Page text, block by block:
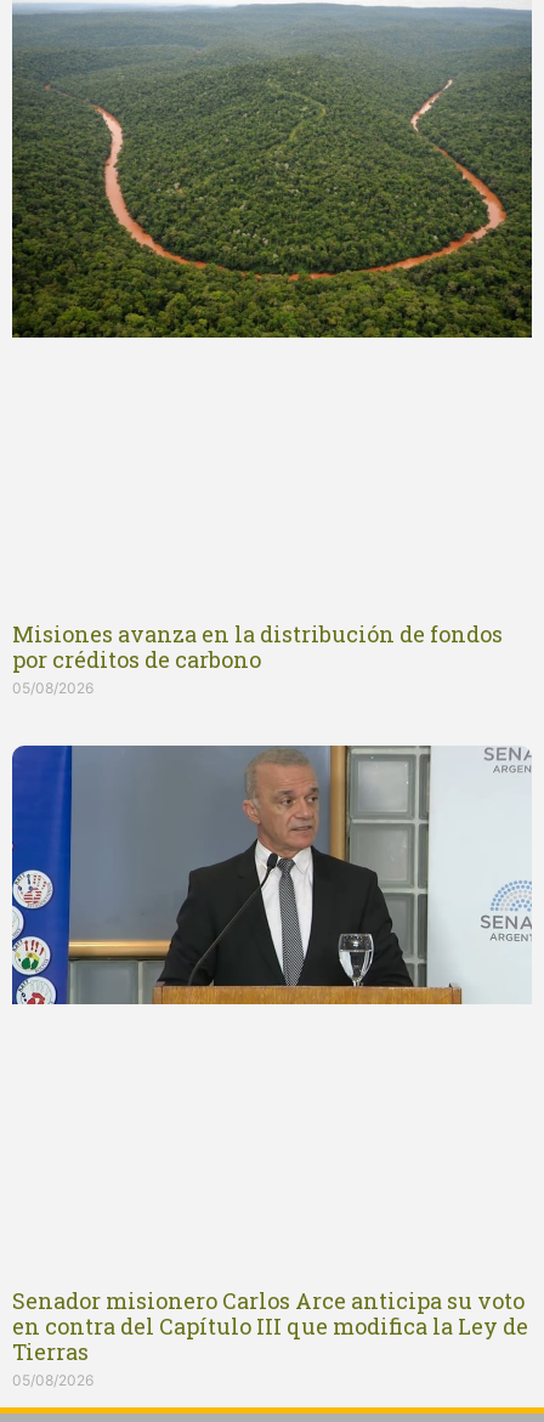
Misiones avanza en la distribución de fondos
por créditos de carbono
05/08/2026
Senador misionero Carlos Arce anticipa su voto
en contra del Capítulo III que modifica la Ley de
Tierras
05/08/2026